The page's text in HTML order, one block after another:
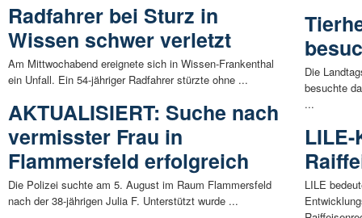
Radfahrer bei Sturz in
Wissen schwer verletzt
Am Mittwochabend ereignete sich in Wissen-Frankenthal
ein Unfall. Ein 54-jähriger Radfahrer stürzte ohne ...
AKTUALISIERT: Suche nach
vermisster Frau in
Flammersfeld erfolgreich
Die Polizei suchte am 5. August im Raum Flammersfeld
nach der 38-jährigen Julia F. Unterstützt wurde ...
Die
besuchte
...
LILE